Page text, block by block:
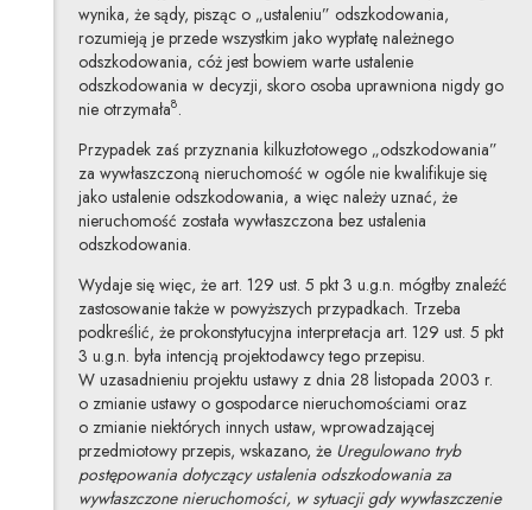
wynika, że sądy, pisząc o „ustaleniu” odszkodowania,
rozumieją je przede wszystkim jako wypłatę należnego
odszkodowania, cóż jest bowiem warte ustalenie
odszkodowania w decyzji, skoro osoba uprawniona nigdy go
nie otrzymała8.
Przypadek zaś przyznania kilkuzłotowego „odszkodowania”
za wywłaszczoną nieruchomość w ogóle nie kwalifikuje się
jako ustalenie odszkodowania, a więc należy uznać, że
nieruchomość została wywłaszczona bez ustalenia
odszkodowania.
Wydaje się więc, że art. 129 ust. 5 pkt 3 u.g.n. mógłby znaleźć
zastosowanie także w powyższych przypadkach. Trzeba
podkreślić, że prokonstytucyjna interpretacja art. 129 ust. 5 pkt
3 u.g.n. była intencją projektodawcy tego przepisu.
W uzasadnieniu projektu ustawy z dnia 28 listopada 2003 r.
o zmianie ustawy o gospodarce nieruchomościami oraz
o zmianie niektórych innych ustaw, wprowadzającej
przedmiotowy przepis, wskazano, że Uregulowano tryb
postępowania dotyczący ustalenia odszkodowania za
wywłaszczone nieruchomości, w sytuacji gdy wywłaszczenie